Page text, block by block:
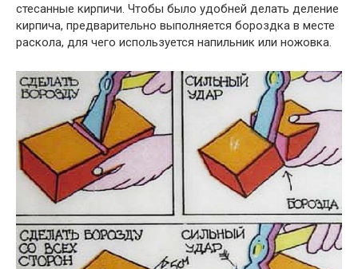
стесанные кирпичи. Чтобы было удобней делать деление
кирпича, предварительно выполняется бороздка в месте
раскола, для чего используется напильник или ножовка.